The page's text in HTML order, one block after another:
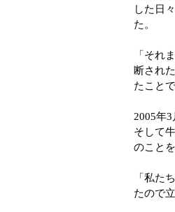
した日
た。
「それ
断され
たこと
2005年
そして
のこと
「私た
たので